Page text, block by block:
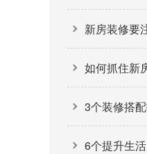
新房装修要
如何抓住新
3个装修搭
6个提升生